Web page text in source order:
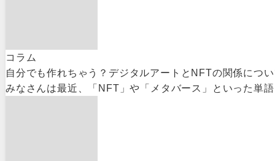
コラム
自分でも作れちゃう？デジタルアートとNFTの関係につ
みなさんは最近、「NFT」や「メタバース」といった単